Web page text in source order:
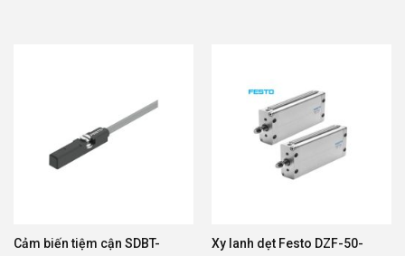
Cảm biến tiệm cận SDBT-
Xy lanh dẹt Festo DZF-50-